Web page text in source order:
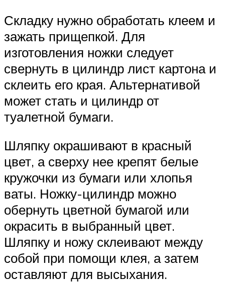
Складку нужно обработать клеем и
зажать прищепкой. Для
изготовления ножки следует
свернуть в цилиндр лист картона и
склеить его края. Альтернативой
может стать и цилиндр от
туалетной бумаги.
Шляпку окрашивают в красный
цвет, а сверху нее крепят белые
кружочки из бумаги или хлопья
ваты. Ножку-цилиндр можно
обернуть цветной бумагой или
окрасить в выбранный цвет.
Шляпку и ножу склеивают между
собой при помощи клея, а затем
оставляют для высыхания.